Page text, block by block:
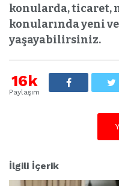
konularda, ticaret,
konularında yeni
yaşayabilirsiniz.
16k
Paylaşım
İlgili İçerik